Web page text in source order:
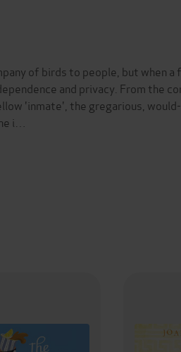
of birds to people, but when a
and privacy. From the
'inmate', the gregarious,
i…